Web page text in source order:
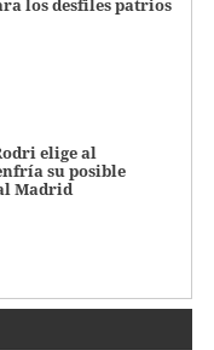
los desfiles patrios
elige al
su posible
Madrid